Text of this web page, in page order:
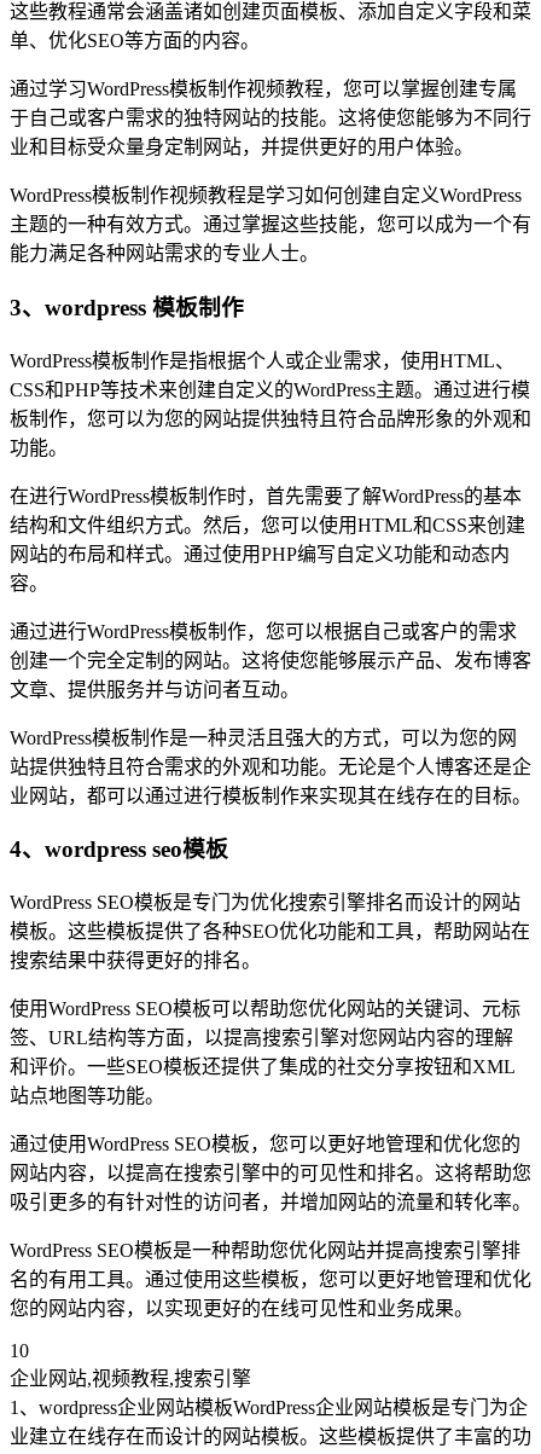
这些教程通常会涵盖诸如创建页面模板、添加自定义字段和菜
单、优化SEO等方面的内容。
通过学习WordPress模板制作视频教程，您可以掌握创建专属
于自己或客户需求的独特网站的技能。这将使您能够为不同行
业和目标受众量身定制网站，并提供更好的用户体验。
WordPress模板制作视频教程是学习如何创建自定义WordPress
主题的一种有效方式。通过掌握这些技能，您可以成为一个有
能力满足各种网站需求的专业人士。
3、wordpress 模板制作
WordPress模板制作是指根据个人或企业需求，使用HTML、
CSS和PHP等技术来创建自定义的WordPress主题。通过进行模
板制作，您可以为您的网站提供独特且符合品牌形象的外观和
功能。
在进行WordPress模板制作时，首先需要了解WordPress的基本
结构和文件组织方式。然后，您可以使用HTML和CSS来创建
网站的布局和样式。通过使用PHP编写自定义功能和动态内
容。
通过进行WordPress模板制作，您可以根据自己或客户的需求
创建一个完全定制的网站。这将使您能够展示产品、发布博客
文章、提供服务并与访问者互动。
WordPress模板制作是一种灵活且强大的方式，可以为您的网
站提供独特且符合需求的外观和功能。无论是个人博客还是企
业网站，都可以通过进行模板制作来实现其在线存在的目标。
4、wordpress seo模板
WordPress SEO模板是专门为优化搜索引擎排名而设计的网站
模板。这些模板提供了各种SEO优化功能和工具，帮助网站在
搜索结果中获得更好的排名。
使用WordPress SEO模板可以帮助您优化网站的关键词、元标
签、URL结构等方面，以提高搜索引擎对您网站内容的理解
和评价。一些SEO模板还提供了集成的社交分享按钮和XML
站点地图等功能。
通过使用WordPress SEO模板，您可以更好地管理和优化您的
网站内容，以提高在搜索引擎中的可见性和排名。这将帮助您
吸引更多的有针对性的访问者，并增加网站的流量和转化率。
WordPress SEO模板是一种帮助您优化网站并提高搜索引擎排
名的有用工具。通过使用这些模板，您可以更好地管理和优化
您的网站内容，以实现更好的在线可见性和业务成果。
10
企业网站,视频教程,搜索引擎
1、wordpress企业网站模板WordPress企业网站模板是专门为企
业建立在线存在而设计的网站模板。这些模板提供了丰富的功